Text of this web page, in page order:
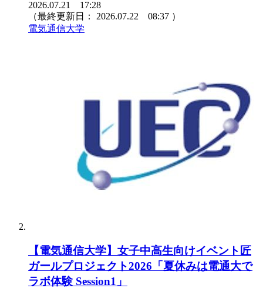
2026.07.21 17:28
（最終更新日： 2026.07.22 08:37 ）
電気通信大学
【電気通信大学】女子中高生向けイベント匠
ガールプロジェクト2026「夏休みは電通大で
ラボ体験 Session1」